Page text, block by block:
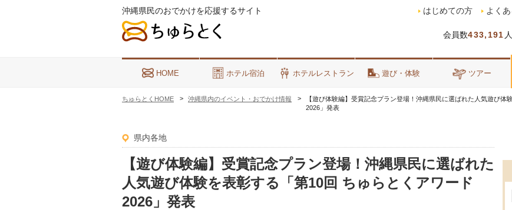
沖縄県民のおでかけを応援するサイト
会員数433,191
はじめての方 よく
HOME ホテル宿泊 ホテルレストラン 遊び・体験 ツアー
ちゅらとくHOME 沖縄県内のイベント・おでかけ情報
【遊び体験編】受賞記念プラン登場！沖縄県民に選ばれた人気遊び体
2026」発表
県内各地
【遊び体験編】受賞記念プラン登場！沖縄県民に選ばれた
人気遊び体験を表彰する「第10回 ちゅらとくアワード
2026」発表